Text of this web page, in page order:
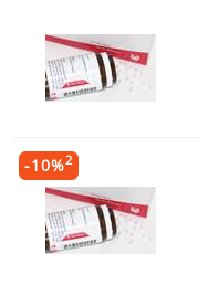
-10%2